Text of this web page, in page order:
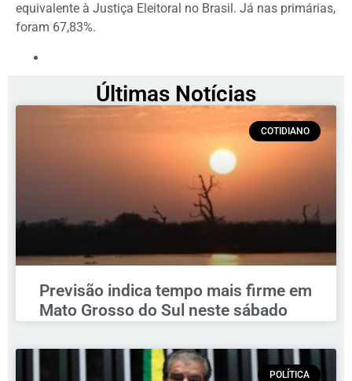
equivalente à Justiça Eleitoral no Brasil. Já nas primárias,
foram 67,83%.
Últimas Notícias
COTIDIANO
Previsão indica tempo mais firme em
Mato Grosso do Sul neste sábado
POLÍTICA